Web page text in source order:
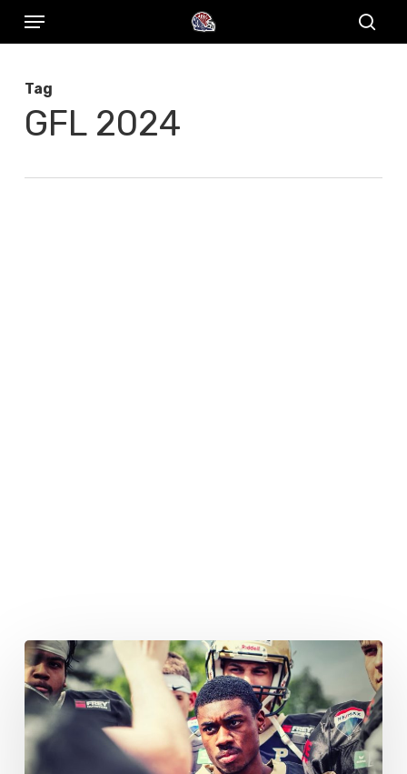
Skip
content
Menu
Tag
GFL 2024
Dolphins
überstehen
Hurricane